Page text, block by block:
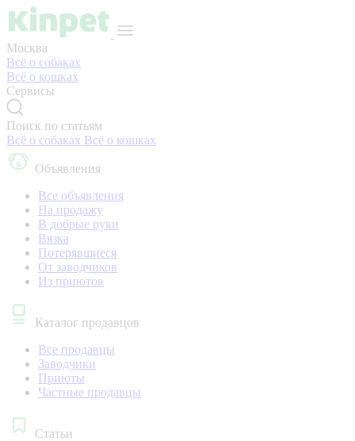
Москва
Всё о собаках
Всё о кошках
Сервисы
Поиск по статьям
Всё о собаках Всё о кошках
Объявления
Все объявления
На продажу
В добрые руки
Вязка
Потерявшиеся
От заводчиков
Из приютов
Каталог продавцов
Все продавцы
Заводчики
Приюты
Частные продавцы
Статьи